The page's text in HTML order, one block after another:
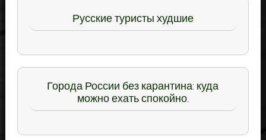
Русские туристы худшие
Города России без карантина: куда
можно ехать спокойно.